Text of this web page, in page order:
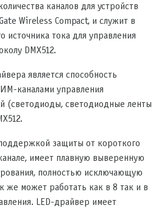
каналов для устройств
Wireless Compact, и служит в
источника тока для управления
DMX512.
является способность
каналами управления
(светодиоды, светодиодные ленты
защиты от короткого
имеет плавную выверенную
полностью исключающую
же может работать как в 8 так и в
LED-драйвер имеет